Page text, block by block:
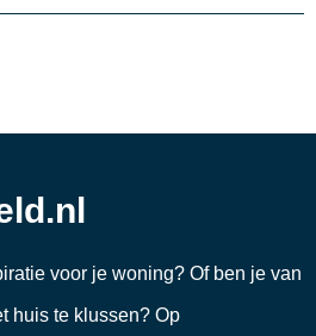
voor je woning? Of ben je van
huis te klussen? Op